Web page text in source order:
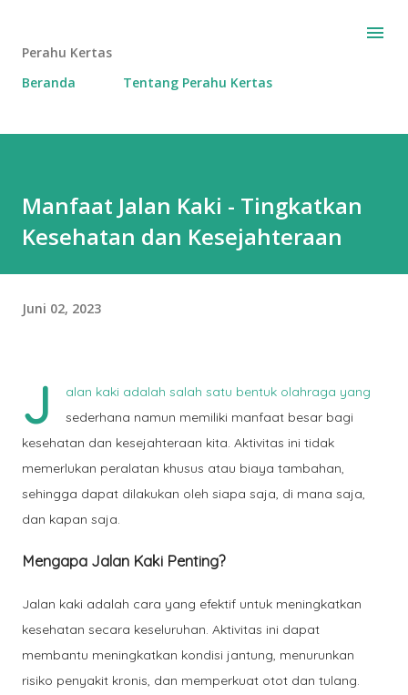
Perahu Kertas
Beranda
Tentang Perahu Kertas
Manfaat Jalan Kaki - Tingkatkan
Kesehatan dan Kesejahteraan
Juni 02, 2023
J
alan kaki adalah salah satu bentuk olahraga yang
sederhana namun memiliki manfaat besar bagi
kesehatan dan kesejahteraan kita. Aktivitas ini tidak
memerlukan peralatan khusus atau biaya tambahan,
sehingga dapat dilakukan oleh siapa saja, di mana saja,
dan kapan saja.
Mengapa Jalan Kaki Penting?
Jalan kaki adalah cara yang efektif untuk meningkatkan
kesehatan secara keseluruhan. Aktivitas ini dapat
membantu meningkatkan kondisi jantung, menurunkan
risiko penyakit kronis, dan memperkuat otot dan tulang.